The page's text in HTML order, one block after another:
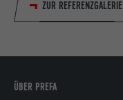
ZUR REFERENZGALERIE
ÜBER PREFA